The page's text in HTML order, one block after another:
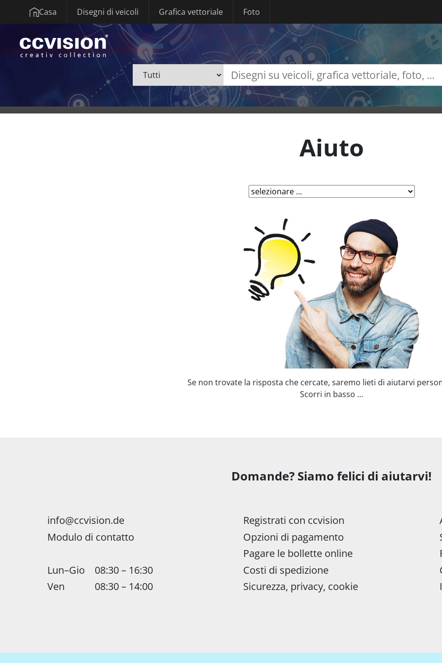
Casa Disegni di veicoli Grafica vettoriale Foto
Aiuto
Se non trovate la risposta che cercate, saremo lieti di aiutarvi
Scorri in basso …
Domande? Siamo felici di aiutarvi!
info@ccvision.de
Modulo di contatto
Lun–Gio
08:30 – 16:30
Ven
08:30 – 14:00
Registrati con ccvision
Opzioni di pagamento
Pagare le bollette online
Costi di spedizione
Sicurezza, privacy, cookie